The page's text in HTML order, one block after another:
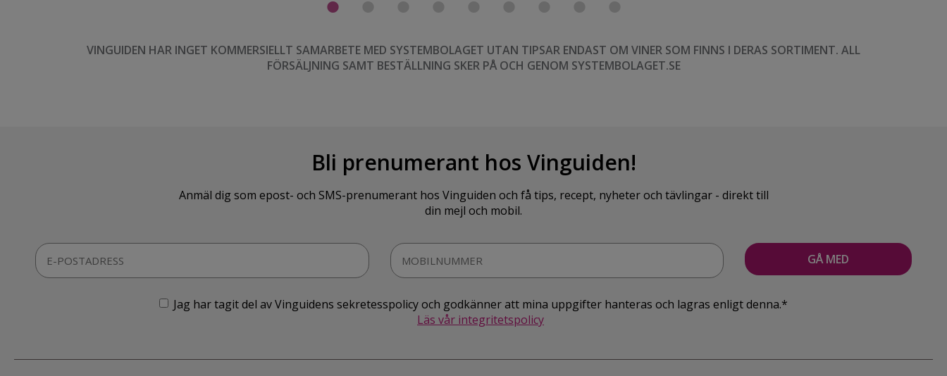
VINGUIDEN HAR INGET KOMMERSIELLT SAMARBETE MED SYSTEMBOLAGET UTAN TIPSAR ENDAST OM VINER SOM FINNS I DERAS SORTIMENT. ALL
FÖRSÄLJNING SAMT BESTÄLLNING SKER PÅ OCH GENOM SYSTEMBOLAGET.SE
Bli prenumerant hos Vinguiden!
Anmäl dig som epost- och SMS-prenumerant hos Vinguiden och få tips, recept, nyheter och tävlingar - direkt till
din mejl och mobil.
Jag har tagit del av Vinguidens sekretesspolicy och godkänner att mina uppgifter hanteras och lagras enligt denna.*
Läs vår integritetspolicy